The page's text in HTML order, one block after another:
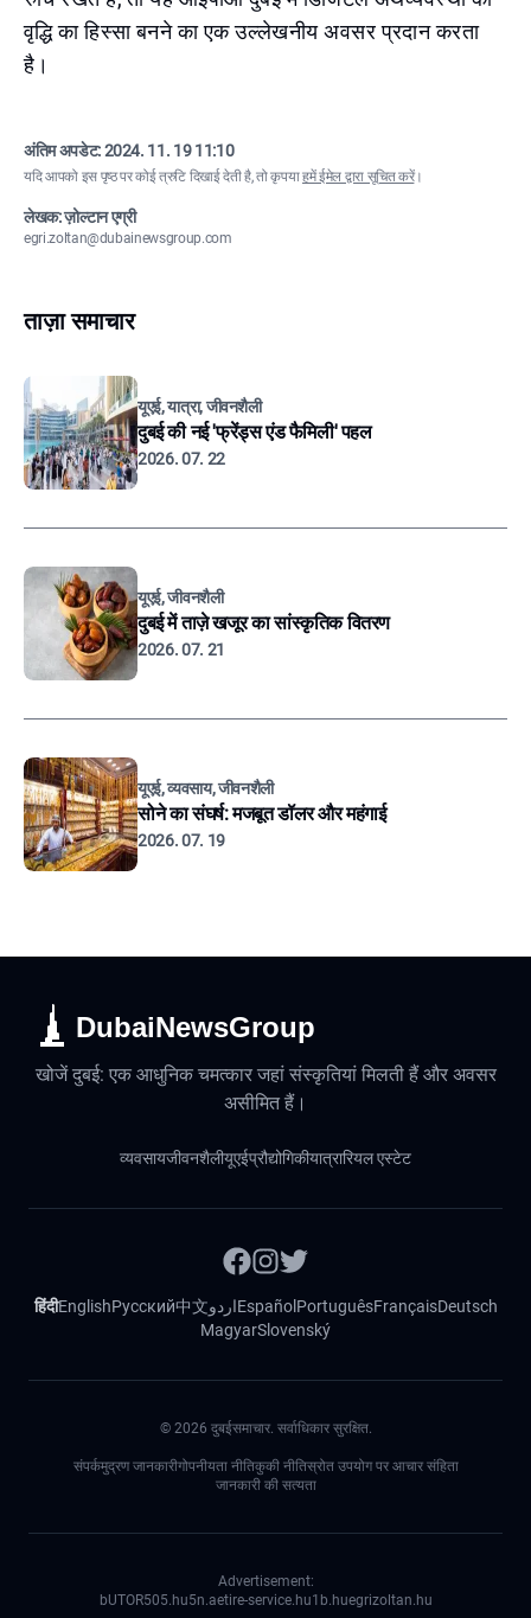
वृद्धि का हिस्सा बनने का एक उल्लेखनीय अवसर प्रदान करता
है।
अंतिम अपडेट:2024. 11. 19 11:10
यदि आपको इस पृष्ठ पर कोई त्रुटि दिखाई देती है, तो कृपयाहमें ईमेल द्वारा सूचित करें।
लेखक: ज़ोल्टान एग्री
egri.zoltan@dubainewsgroup.com
ताज़ा समाचार
यूएई, यात्रा, जीवनशैली
दुबई की नई 'फ्रेंड्स एंड फैमिली' पहल
2026. 07. 22
यूएई, जीवनशैली
दुबई में ताज़े खजूर का सांस्कृतिक वितरण
2026. 07. 21
यूएई, व्यवसाय, जीवनशैली
सोने का संघर्ष: मजबूत डॉलर और महंगाई
2026. 07. 19
DubaiNewsGroup
खोजें दुबई: एक आधुनिक चमत्कार जहां संस्कृतियां मिलती हैं और अवसर
असीमित हैं।
व्यवसायजीवनशैलीयूएईप्रौद्योगिकीयात्रारियल एस्टेट
हिंदीEnglishРусский中文اردوEspañol PortuguêsFrançaisDeutsch
MagyarSlovenský
© 2026 दुबईसमाचार. सर्वाधिकार सुरक्षित.
संपर्कमुद्रण जानकारीगोपनीयता नीतिकुकी नीतिस्रोत उपयोग पर आचार संहिता
जानकारी की सत्यता
Advertisement:
bUTOR505.hu5n.aetire-service.hu1b.huegrizoltan.hu